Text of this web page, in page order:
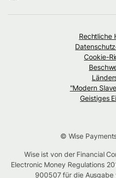
Rechtliche
Cookie-
"Modern
Geistiges
© Wise
Wise ist von der Financial
Electronic Money Regulations
900507für die Ausgabe